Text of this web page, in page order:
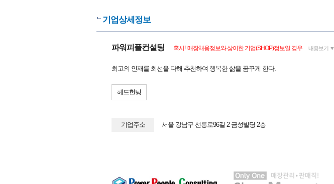
기업상세정보
파워피플컨설팅 혹시! 매장채용정보와 상이한 기업(SHOP)정보일 경우 내용보기 ▼
최고의 인재를 최선을 다해 추천하여 행복한 삶을 꿈꾸게 한다.
헤드헌팅
기업주소 서울 강남구 선릉로96길 2 금성빌딩 2층